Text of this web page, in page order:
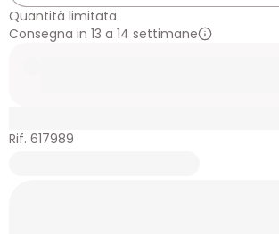
Quantità limitata
Consegna in 13 a 14 settimane
Rif. 617989